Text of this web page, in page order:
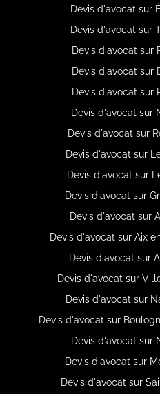
Devis d'avocat sur
Devis d'avocat sur
Devis d'avocat sur
Devis d'avocat sur
Devis d'avocat sur
Devis d'avocat sur
Devis d'avocat sur
Devis d'avocat sur
Devis d'avocat sur
Devis d'avocat sur
Devis d'avocat sur
Devis d'avocat sur Aix
Devis d'avocat sur
Devis d'avocat sur
Devis d'avocat sur
Devis d'avocat sur
Devis d'avocat sur
Devis d'avocat sur
Devis d'avocat sur